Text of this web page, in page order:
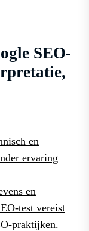
SEO-
en
ervaring
en
test vereist
praktijken.